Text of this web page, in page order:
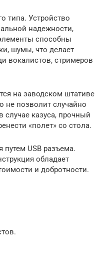
типа. Устройство
надежности,
способны
шумы, что делает
вокалистов, стримеров
на заводском штативе
не позволит случайно
случае казуса, прочный
«полет» со стола.
путем USB разъема.
обладает
и добротности.